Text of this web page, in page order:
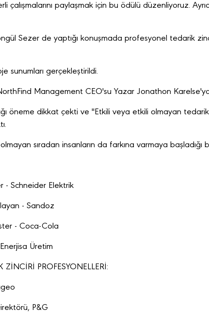
paylaşmak için bu ödülü düzenliyoruz.
Sezer de yaptığı konuşmada profesyonel tedarik
sunumları gerçekleştirildi.
Management CEO'su Yazar Jonathon
öneme dikkat çekti ve "Etkili veya etkili olmayan
sıradan insanların da farkına varmaya
- Schneider Elektrik
- Sandoz
- Coca-Cola
Üretim
PROFESYONELLERİ:
P&G